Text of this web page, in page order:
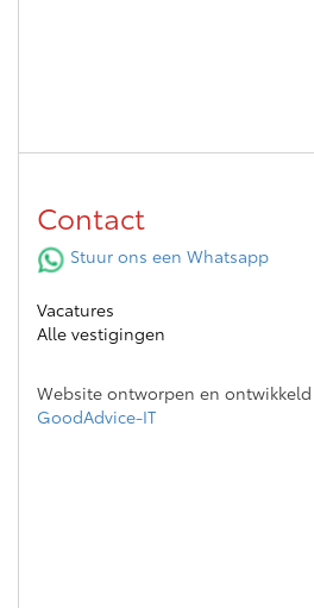
Contact
Stuur ons een Whatsapp
Vacatures
Alle vestigingen
Website ontworpen en
GoodAdvice-IT